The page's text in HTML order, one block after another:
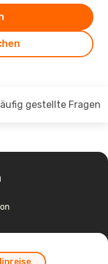
gestellte Fragen